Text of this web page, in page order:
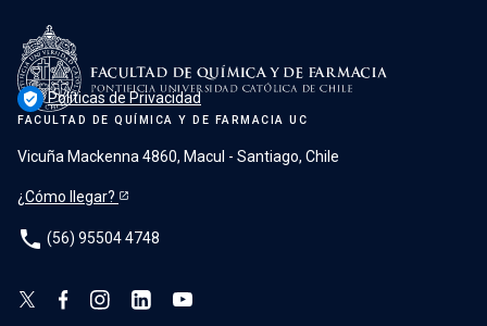
verified_user Políticas de Privacidad
FACULTAD DE QUÍMICA Y DE FARMACIA UC
Vicuña Mackenna 4860, Macul - Santiago, Chile
¿Cómo llegar?
phone (56) 95504 4748